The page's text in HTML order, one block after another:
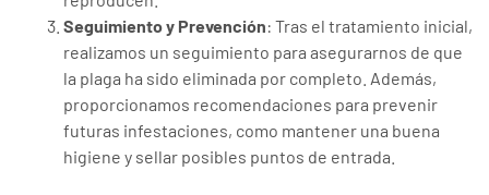
Seguimiento y Prevención: Tras el tratamiento inicial,
realizamos un seguimiento para asegurarnos de que
la plaga ha sido eliminada por completo. Además,
proporcionamos recomendaciones para prevenir
futuras infestaciones, como mantener una buena
higiene y sellar posibles puntos de entrada.